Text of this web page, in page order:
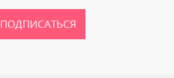
ПОДПИСАТЬСЯ